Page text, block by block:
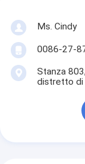
Ms. Cindy
0086-27-
Stanza
distretto di